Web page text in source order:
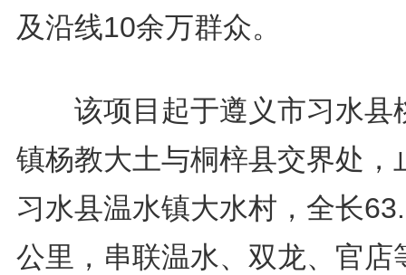
及沿线10余万群众。
该项目起于遵义市习水县
镇杨教大土与桐梓县交界处，
习水县温水镇大水村，全长
公里，串联温水、双龙、官店